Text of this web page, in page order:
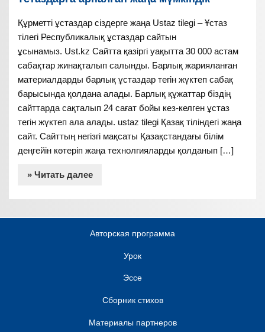
Құрметті ұстаздар сіздерге жаңа Ustaz tilegi – Ұстаз
тілегі Республикалық ұстаздар сайтын
ұсынамыз. Ust.kz Сайтта қазіргі уақытта 30 000 астам
сабақтар жинақталып салынды. Барлық жарияланған
материалдарды барлық ұстаздар тегін жүктеп сабақ
барысында қолдана алады. Барлық құжаттар біздің
сайттарда сақталып 24 сағат бойы кез-келген ұстаз
тегін жүктеп ала алады. ustaz tilegi Қазақ тіліндегі жаңа
сайт. Сайттың негізгі мақсаты Қазақстандағы білім
деңгейін көтеріп жаңа технолгияларды қолданып […]
» Читать далее
Авторская программа
Урок
Эссе
Сборник стихов
Материалы партнеров